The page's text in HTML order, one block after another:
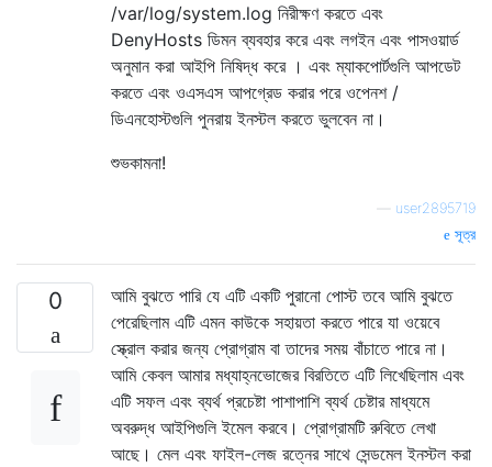
/var/log/system.log নিরীক্ষণ করতে এবং
DenyHosts ডিমন ব্যবহার করে এবং লগইন এবং পাসওয়ার্ড
অনুমান করা আইপি নিষিদ্ধ করে । এবং ম্যাকপোর্টগুলি আপডেট
করতে এবং ওএসএস আপগ্রেড করার পরে ওপেনশ /
ডিএনহোস্টগুলি পুনরায় ইনস্টল করতে ভুলবেন না।
শুভকামনা!
user2895719
সূত্র
0
আমি বুঝতে পারি যে এটি একটি পুরানো পোস্ট তবে আমি বুঝতে
পেরেছিলাম এটি এমন কাউকে সহায়তা করতে পারে যা ওয়েবে
স্ক্রোল করার জন্য প্রোগ্রাম বা তাদের সময় বাঁচাতে পারে না।
আমি কেবল আমার মধ্যাহ্নভোজের বিরতিতে এটি লিখেছিলাম এবং
এটি সফল এবং ব্যর্থ প্রচেষ্টা পাশাপাশি ব্যর্থ চেষ্টার মাধ্যমে
অবরুদ্ধ আইপিগুলি ইমেল করবে। প্রোগ্রামটি রুবিতে লেখা
আছে। মেল এবং ফাইল-লেজ রত্নের সাথে সেন্ডমেল ইনস্টল করা